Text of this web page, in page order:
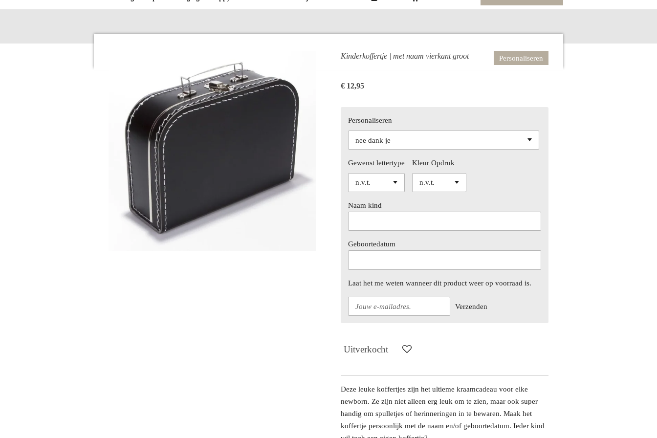
Kinderkoffertje | met naam vierkant groot Personaliseren
€ 12,95
Personaliseren
Gewenst lettertype Kleur Opdruk
Naam kind
Geboortedatum
Laat het me weten wanneer dit product weer op voorraad is.
Verzenden
Uitverkocht
Deze leuke koffertjes zijn het ultieme kraamcadeau voor elke
newborn. Ze zijn niet alleen erg leuk om te zien, maar ook super
handig om spulletjes of herinneringen in te bewaren. Maak het
koffertje persoonlijk met de naam en/of geboortedatum. Ieder kind